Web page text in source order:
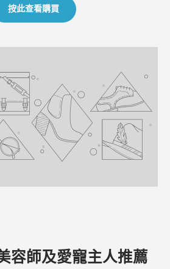
按此查看購買
容師及愛寵主人推薦